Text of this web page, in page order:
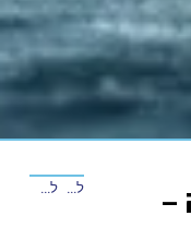
–
למאמר הקודם למאמר הבא